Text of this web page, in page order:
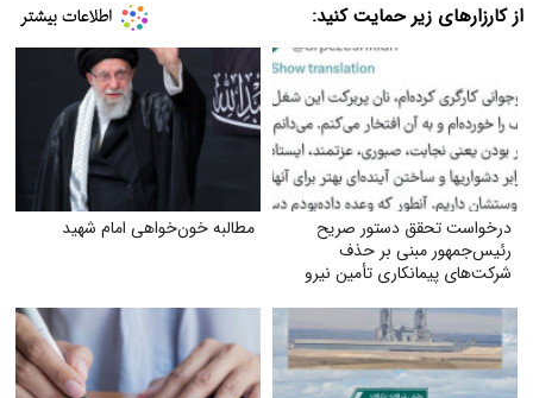
از کارزارهای زیر حمایت کنید:
درخواست تحقق دستور صریح
رئیس‌جمهور مبنی بر حذف
شرکت‌های پیمانکاری تأمین نیرو
مطالبه خون‌خواهی امام شهید